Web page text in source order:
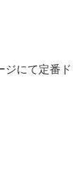
にて定番ド